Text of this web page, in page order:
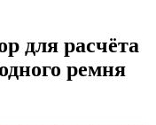
для расчёта
ремня